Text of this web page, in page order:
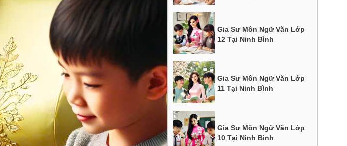
Gia Sư Môn Ngữ Văn Lớp
12 Tại Ninh Bình
Gia Sư Môn Ngữ Văn Lớp
11 Tại Ninh Bình
Gia Sư Môn Ngữ Văn Lớp
10 Tại Ninh Bình